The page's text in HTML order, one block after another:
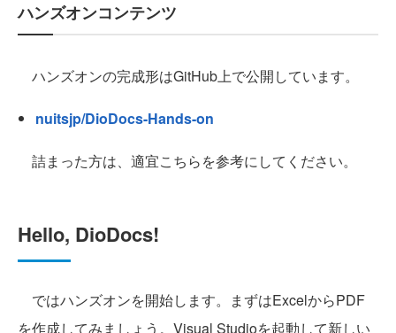
ハンズオンコンテンツ
ハンズオンの完成形はGitHub上で公開しています。
nuitsjp/DioDocs-Hands-on
詰まった方は、適宜こちらを参考にしてください。
Hello, DioDocs!
ではハンズオンを開始します。まずはExcelからPDF
を作成してみましょう。Visual Studioを起動して新しい